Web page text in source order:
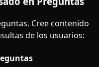
Cree contenido
de los usuarios: